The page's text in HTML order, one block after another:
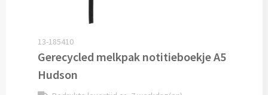
Custom made
Custom made kleding
Custom made caps
13-185410
Gerecycled melkpak notitieboekje A5
Hudson